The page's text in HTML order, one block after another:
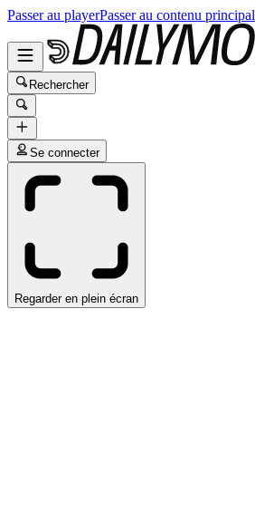
Passer au playerPasser au contenu principal
Rechercher
Se connecter
Regarder en plein écran